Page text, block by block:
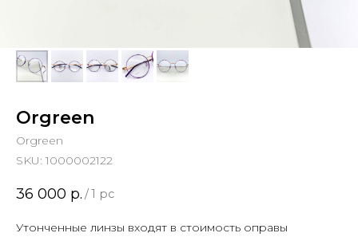
Orgreen
Orgreen
SKU: 1000002122
36 000 р. /1 pc
Утонченные линзы входят в стоимость оправы